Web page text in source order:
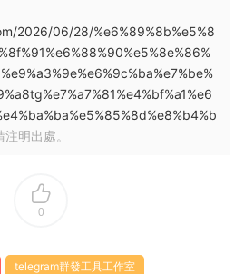
2026/06/28/%e6%89%8b%e5%8
注明出處。
0
telegram群發工具工作室